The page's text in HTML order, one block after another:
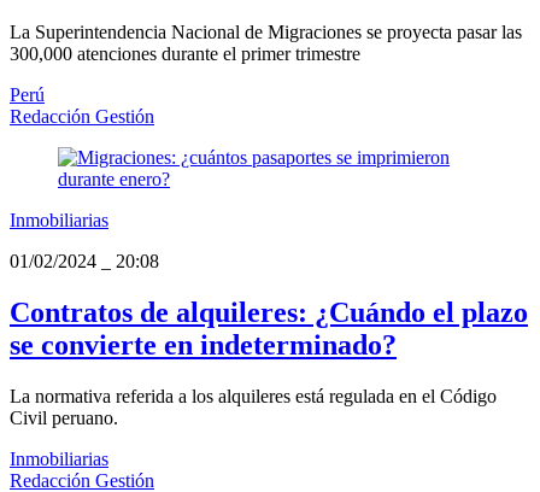
La Superintendencia Nacional de Migraciones se proyecta pasar las
300,000 atenciones durante el primer trimestre
Perú
Redacción Gestión
Inmobiliarias
01/02/2024
20:08
Contratos de alquileres: ¿Cuándo el plazo
se convierte en indeterminado?
La normativa referida a los alquileres está regulada en el Código
Civil peruano.
Inmobiliarias
Redacción Gestión